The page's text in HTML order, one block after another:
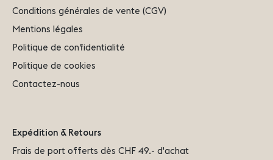
Conditions générales de vente (CGV)
Mentions légales
Politique de confidentialité
Politique de cookies
Contactez-nous
Expédition & Retours
Frais de port offerts dès CHF 49.- d'achat